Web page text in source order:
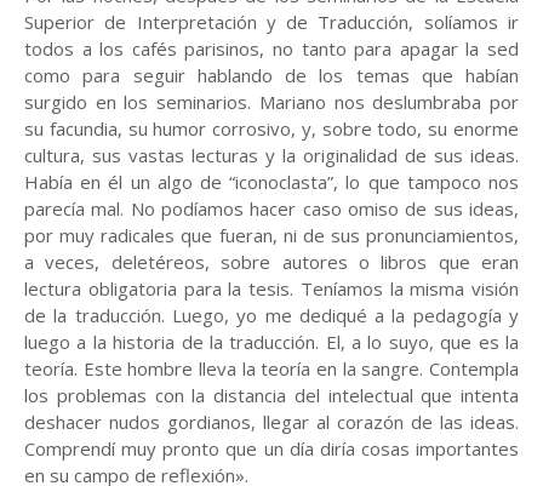
Superior de Interpretación y de Traducción, solíamos ir
todos a los cafés parisinos, no tanto para apagar la sed
como para seguir hablando de los temas que habían
surgido en los seminarios. Mariano nos deslumbraba por
su facundia, su humor corrosivo, y, sobre todo, su enorme
cultura, sus vastas lecturas y la originalidad de sus ideas.
Había en él un algo de “iconoclasta”, lo que tampoco nos
parecía mal. No podíamos hacer caso omiso de sus ideas,
por muy radicales que fueran, ni de sus pronunciamientos,
a veces, deletéreos, sobre autores o libros que eran
lectura obligatoria para la tesis. Teníamos la misma visión
de la traducción. Luego, yo me dediqué a la pedagogía y
luego a la historia de la traducción. El, a lo suyo, que es la
teoría. Este hombre lleva la teoría en la sangre. Contempla
los problemas con la distancia del intelectual que intenta
deshacer nudos gordianos, llegar al corazón de las ideas.
Comprendí muy pronto que un día diría cosas importantes
en su campo de reflexión».